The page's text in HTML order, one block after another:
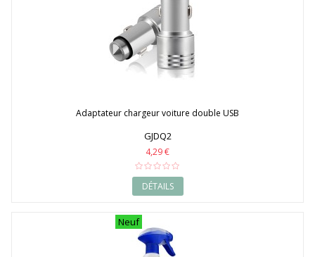
Adaptateur chargeur voiture double USB
GJDQ2
4,29 €
DÉTAILS
Neuf